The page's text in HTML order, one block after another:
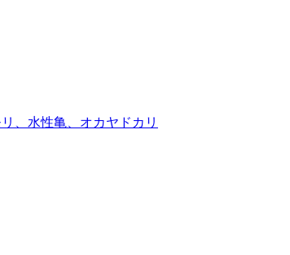
、水性亀、オカヤドカリ